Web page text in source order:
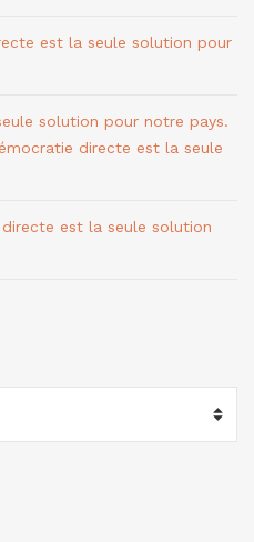
est la seule solution pour
solution pour notre pays.
directe est la seule
est la seule solution